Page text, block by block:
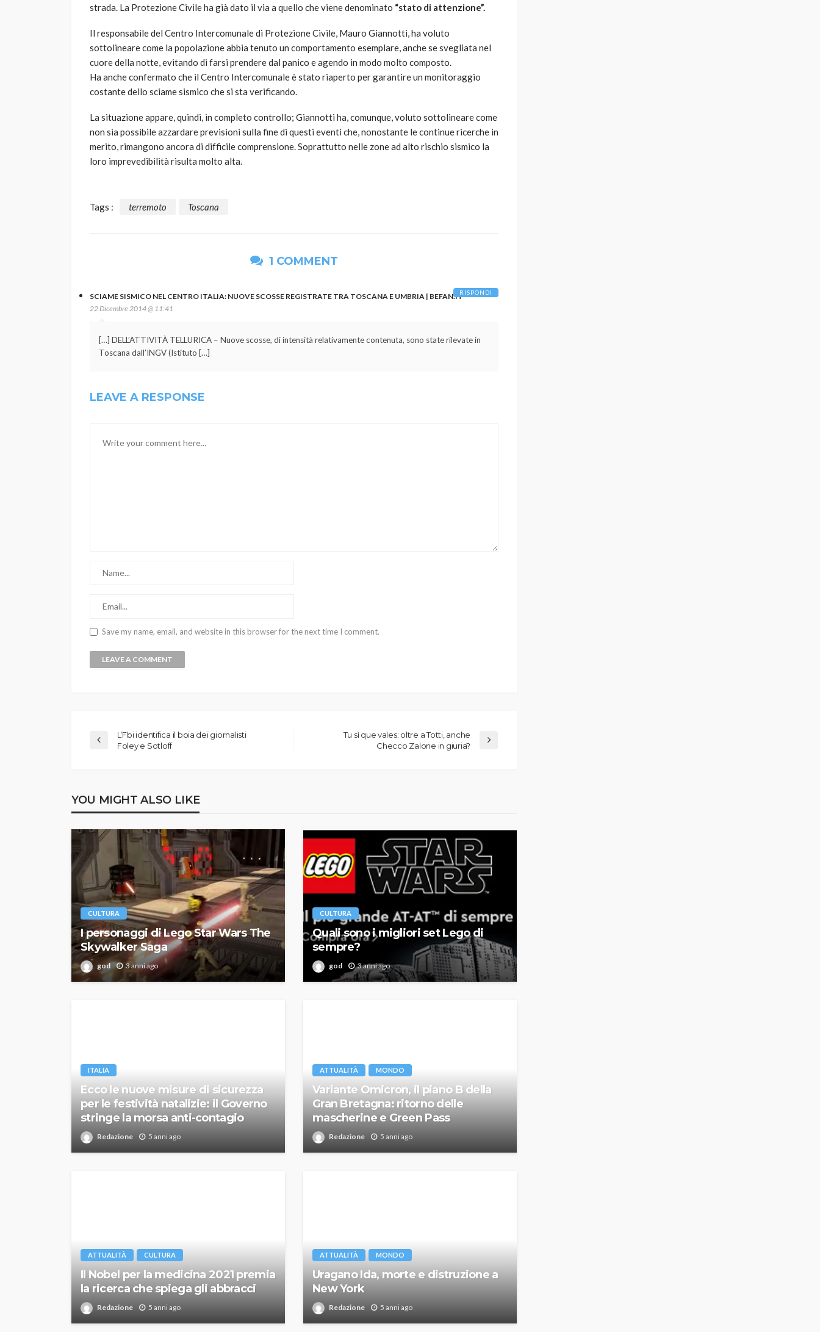
strada. La Protezione Civile ha già dato il via a quello che viene denominato “stato di attenzione”.
Il responsabile del Centro Intercomunale di Protezione Civile, Mauro Giannotti, ha voluto
sottolineare come la popolazione abbia tenuto un comportamento esemplare, anche se svegliata nel
cuore della notte, evitando di farsi prendere dal panico e agendo in modo molto composto.
Ha anche confermato che il Centro Intercomunale è stato riaperto per garantire un monitoraggio
costante dello sciame sismico che si sta verificando.
La situazione appare, quindi, in completo controllo; Giannotti ha, comunque, voluto sottolineare come
non sia possibile azzardare previsioni sulla fine di questi eventi che, nonostante le continue ricerche in
merito, rimangono ancora di difficile comprensione. Soprattutto nelle zone ad alto rischio sismico la
loro imprevedibilità risulta molto alta.
Tags : terremoto Toscana
1 COMMENT
SCIAME SISMICO NEL CENTRO ITALIA: NUOVE SCOSSE REGISTRATE TRA TOSCANA E UMBRIA | BEFAN.IT
22 Dicembre 2014 @ 11:41
[…] DELL’ATTIVITÀ TELLURICA – Nuove scosse, di intensità relativamente contenuta, sono state rilevate in
Toscana dall’INGV (Istituto […]
RISPONDI
LEAVE A RESPONSE
Save my name, email, and website in this browser for the next time I comment.
L’Fbi identifica il boia dei giornalisti
Foley e Sotloff
Tu sì que vales: oltre a Totti, anche
Checco Zalone in giuria?
YOU MIGHT ALSO LIKE
CULTURA
I personaggi di Lego Star Wars The
Skywalker Saga
god 3 anni ago
CULTURA
Quali sono i migliori set Lego di
sempre?
god 3 anni ago
ITALIA
Ecco le nuove misure di sicurezza
per le festività natalizie: il Governo
stringe la morsa anti-contagio
Redazione 5 anni ago
ATTUALITÀ MONDO
Variante Omicron, il piano B della
Gran Bretagna: ritorno delle
mascherine e Green Pass
Redazione 5 anni ago
ATTUALITÀ CULTURA
Il Nobel per la medicina 2021 premia
la ricerca che spiega gli abbracci
Redazione 5 anni ago
ATTUALITÀ MONDO
Uragano Ida, morte e distruzione a
New York
Redazione 5 anni ago